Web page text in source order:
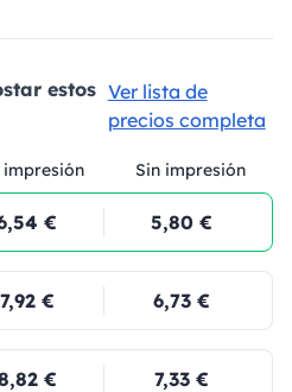
estos Ver lista de
precios completa
impresión Sin impresión
€ 5,80 €
7,92 € 6,73 €
€ 7,33 €